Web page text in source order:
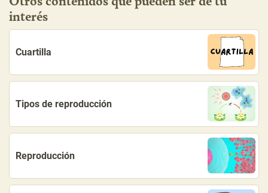
interés
Cuartilla
Tipos de reproducción
Reproducción